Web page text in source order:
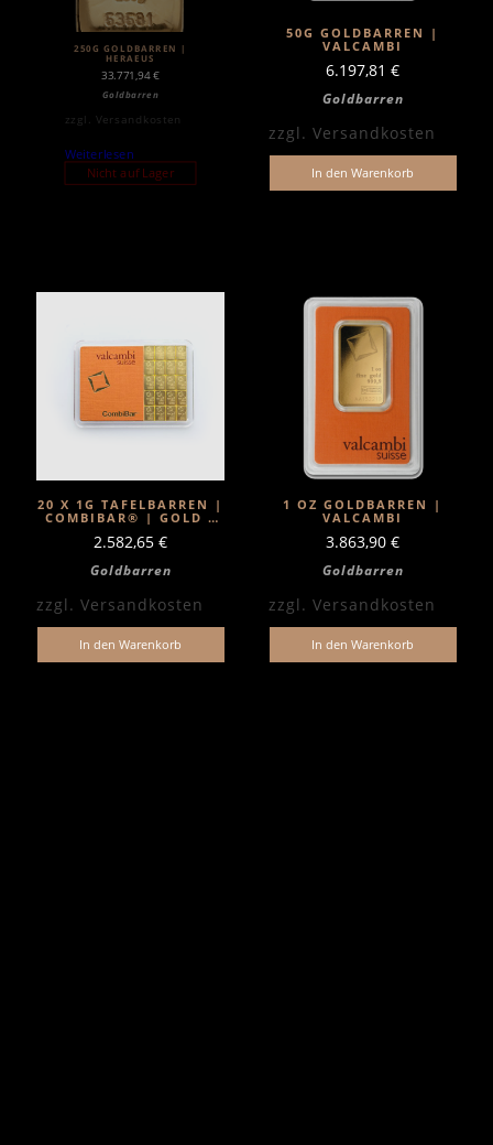
250G GOLDBARREN |
HERAEUS
33.771,94€
Goldbarren
zzgl. Versandkosten
Weiterlesen
Nicht auf Lager
50G GOLDBARREN |
VALCAMBI
6.197,81 €
Goldbarren
zzgl. Versandkosten
In den Warenkorb
20 X 1G TAFELBARREN |
COMBIBAR® | GOLD |
2.582,65 €
Goldbarren
zzgl. Versandkosten
In den Warenkorb
1 OZ GOLDBARREN |
VALCAMBI
3.863,90 €
Goldbarren
zzgl. Versandkosten
In den Warenkorb